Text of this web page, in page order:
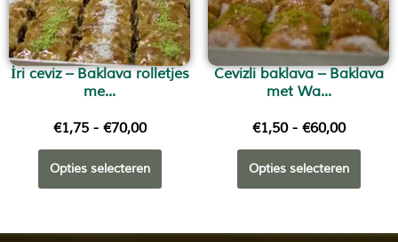
İri ceviz – Baklava rolletjes
me...
€1,75 - €70,00
Opties selecteren
Cevizli baklava – Baklava
met Wa...
€1,50 - €60,00
Opties selecteren